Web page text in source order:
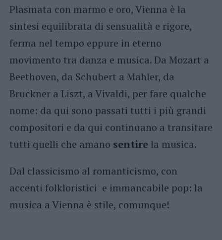
Plasmata con marmo e oro, Vienna è la
sintesi equilibrata di sensualità e rigore,
ferma nel tempo eppure in eterno
movimento tra danza e musica. Da Mozart a
Beethoven, da Schubert a Mahler, da
Bruckner a Liszt, a Vivaldi, per fare qualche
nome: da qui sono passati tutti i più grandi
compositori e da qui continuano a transitare
tutti quelli che amano sentire la musica.
Dal classicismo al romanticismo, con
accenti folkloristici e immancabile pop: la
musica a Vienna è stile, comunque!